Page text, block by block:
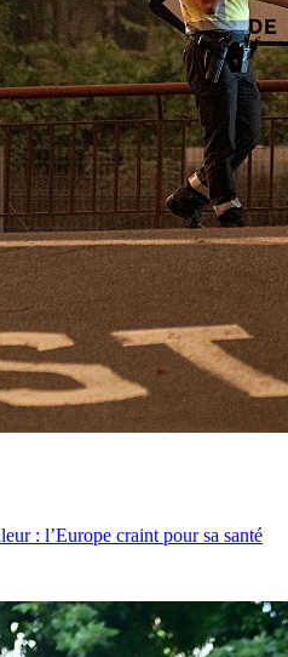
: l’Europe craint pour sa santé